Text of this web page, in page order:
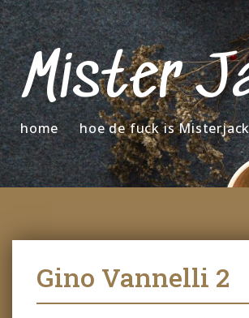
Mister
home hoe de fuck is
Gino Vannelli 2